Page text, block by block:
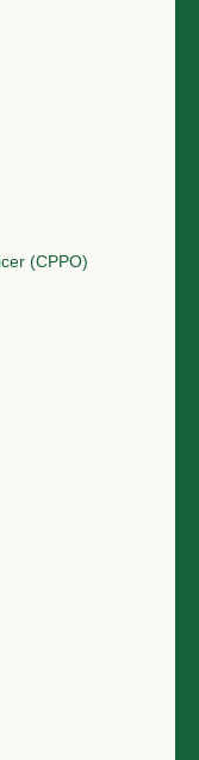
(CPPO)